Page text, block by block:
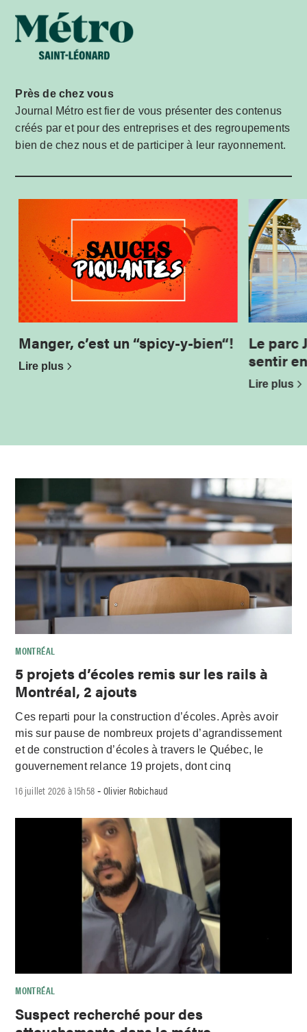
Près de chez vous
Journal Métro est fier de vous présenter des contenus
créés par et pour des entreprises et des regroupements
bien de chez nous et de participer à leur rayonnement.
Manger, c’est un “spicy-y-bien“!
Lire plus
Le parc
sentir
Lire plus
MONTRÉAL
5 projets d’écoles remis sur les rails à
Montréal, 2 ajouts
Ces reparti pour la construction d’écoles. Après avoir
mis sur pause de nombreux projets d’agrandissement
et de construction d’écoles à travers le Québec, le
gouvernement relance 19 projets, dont cinq
16 juillet 2026 à 15h58 -Olivier Robichaud
MONTRÉAL
Suspect recherché pour des